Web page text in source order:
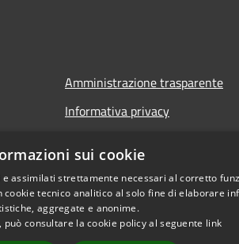
Amministrazione trasparente
Informativa privacy
sui cookie
assimilati strettamente necessari al corretto
cookie tecnico analitico al solo fine di elaborare
aggregate e anonime.
consultare la cookie policy al seguente link